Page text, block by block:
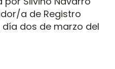
a de Registro
día dos de marzo del